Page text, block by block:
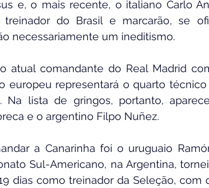
e, o mais recente, o italiano Carlo
do Brasil e marcarão, se
necessariamente um ineditismo.
atual comandante do Real Madrid
europeu representará o quarto
Na lista de gringos, portanto,
e o argentino Filpo Nuñez.
a Canarinha foi o uruguaio
Sul-Americano, na Argentina,
dias como treinador da Seleção, com